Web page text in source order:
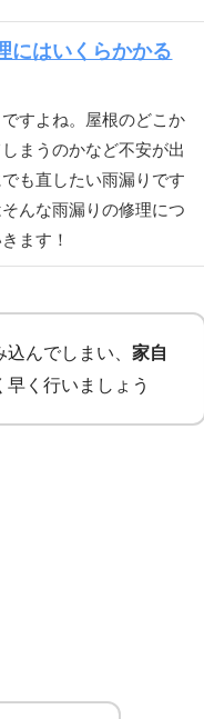
にはいくらかかる
すよね。屋根のどこか
まうのかなど不安が出
も直したい雨漏りです
んな雨漏りの修理につ
ます！
んでしまい、 家自
く行いましょう